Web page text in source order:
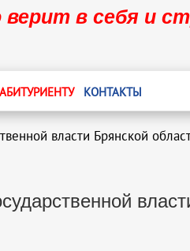
в себя и
АБИТУРИЕНТУ КОНТАКТЫ
власти Брянской